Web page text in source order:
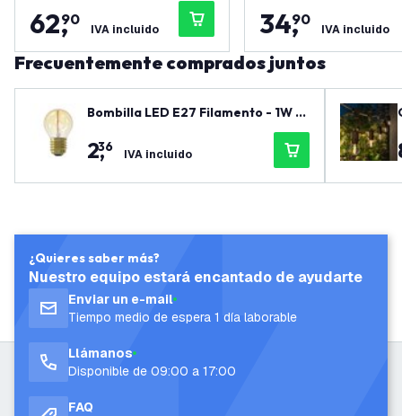
62,
90
IVA incluido 34,
90
IVA incluido
Frecuentemente comprados juntos
Bombilla LED E27 Filamento - 1W -
2,
36 IVA incluido
¿Quieres saber más?
Nuestro equipo estará encantado de ayudarte
Enviar un e-mail
Tiempo medio de espera 1 día laborable
Llámanos
Disponible de 09:00 a 17:00
FAQ